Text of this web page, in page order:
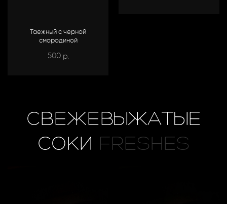
Таежный с черной
смородиной
500 р.
СВЕЖЕВЫЖАТЫЕ
СОКИ FRESHES